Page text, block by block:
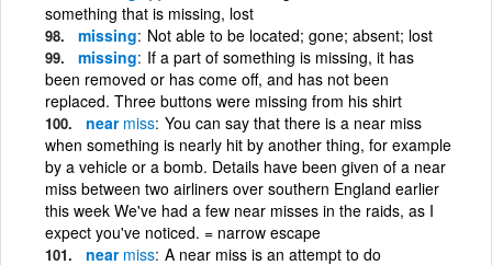
something that is missing, lost
missing Not able to be located; gone; absent; lost
missing If a part of something is missing, it has
been removed or has come off, and has not been
replaced. Three buttons were missing from his shirt
near miss You can say that there is a near miss
when something is nearly hit by another thing, for example
by a vehicle or a bomb. Details have been given of a near
miss between two airliners over southern England earlier
this week We've had a few near misses in the raids, as I
expect you've noticed. = narrow escape
near miss A near miss is an attempt to do